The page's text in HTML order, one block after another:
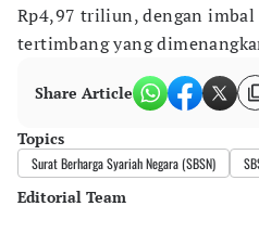
Rp4,97 triliun, dengan
tertimbang yang
Share Article
Topics
Surat Berharga Syariah Negara (SBSN)
Editorial Team